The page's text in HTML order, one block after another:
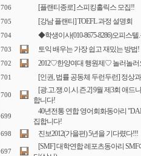
706 [플랜티종로] 스피킹홀릭스 모집!!
705 [강남 플랜티] TOEFL 과정 설명회
704 ◆학생이사(010-8675-8286)오피스
703 토익 배우는 가장 쉽고 재밌는 방법!
702 2012♡한양여대 행원제♡ 놀러놀러
701 [인권, 법률 공동체 두런두런] 정상
700
[광.고.쟁.이.시.즌.2] 9월 제3회 애
합니다!
699
40년전통 연합 영어회화동아리
집합니다!
698 진보2012(가을편) 5년을 기다렸다!!!
697
[SMF] 대학연합 레포츠동아리